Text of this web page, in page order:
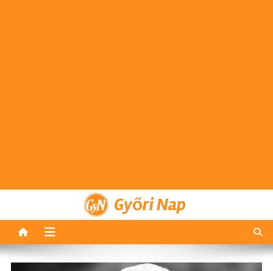
Győri Nap